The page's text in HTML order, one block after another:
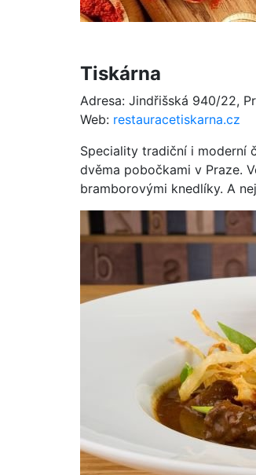
Tiskárna
Adresa: Jindřišská 940/22,
Web: restauracetiskarna.cz
Speciality tradiční i moderní
dvěma pobočkami v Praze.
bramborovými knedlíky. A